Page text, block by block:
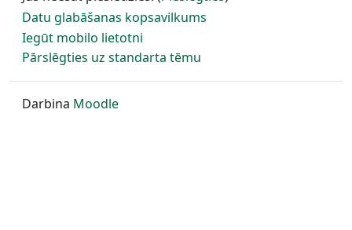
Datu glabāšanas kopsavilkums
Iegūt mobilo lietotni
Pārslēgties uz standarta tēmu
Darbina Moodle